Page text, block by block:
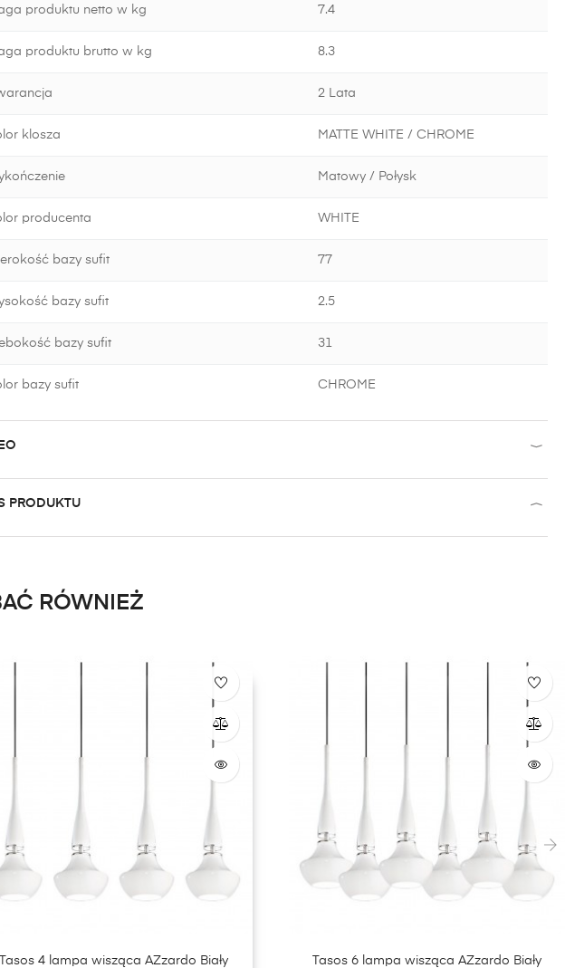
produktu netto w kg 7.4
produktu brutto w kg 8.3
2 Lata
klosza MATTE WHITE / CHROME
Matowy / Połysk
producenta WHITE
bazy sufit 77
bazy sufit 2.5
bazy sufit 31
bazy sufit CHROME
PRODUKTU
RÓWNIEŻ
Tasos 4 lampa wisząca AZzardo Biały Tasos 6 lampa wisząca AZzardo Biały